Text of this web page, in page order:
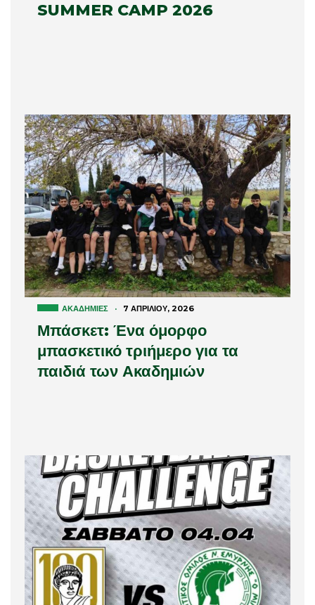
SUMMER CAMP 2026
ΑΚΑΔΗΜΊΕΣ · 7 ΑΠΡΙΛΊΟΥ, 2026
Μπάσκετ: Ένα όμορφο
μπασκετικό τριήμερο για τα
παιδιά των Ακαδημιών